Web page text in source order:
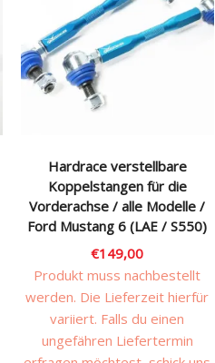
Hardrace verstellbare
Koppelstangen für die
Vorderachse / alle Modelle /
Ford Mustang 6 (LAE / S550)
€149,00
Produkt muss nachbestellt
werden. Die Lieferzeit hierfür
variiert. Falls du einen
ungefähren Liefertermin